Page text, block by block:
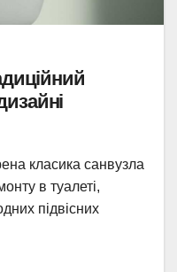
класика санвузла
в туалеті,
підвісних